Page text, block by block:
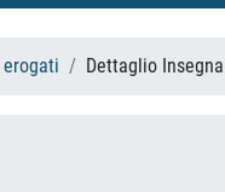
Dettaglio